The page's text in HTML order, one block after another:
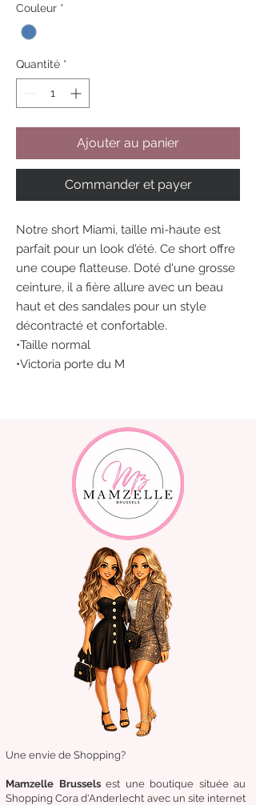
Couleur *
Quantité *
Ajouter au panier
Commander et payer
Notre short Miami, taille mi-haute est
parfait pour un look d'été. Ce short offre
une coupe flatteuse. Doté d'une grosse
ceinture, il a fière allure avec un beau
haut et des sandales pour un style
décontracté et confortable.
•Taille normal
•Victoria porte du M
Une envie de Shopping?
Mamzelle Brussels est une boutique située au
Shopping Cora d'Anderlecht avec un site internet